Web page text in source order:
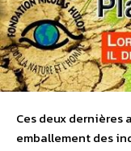
Ces deux dernières
emballement des